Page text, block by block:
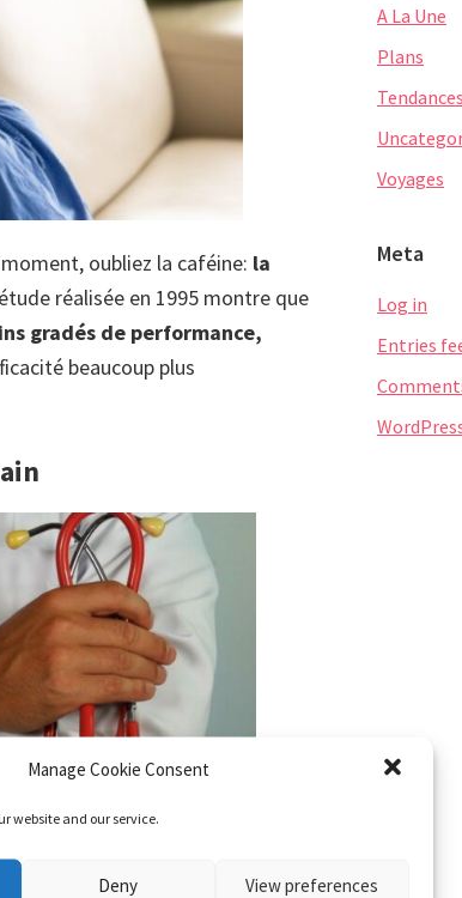
Manage Cookie Consent
website and our service.
Deny View preferences
oubliez la caféine: la
réalisée en 1995 montre que
gradés de performance,
beaucoup plus
A La Une
Plans
Tendances
Voyages
Meta
Log in
Entries